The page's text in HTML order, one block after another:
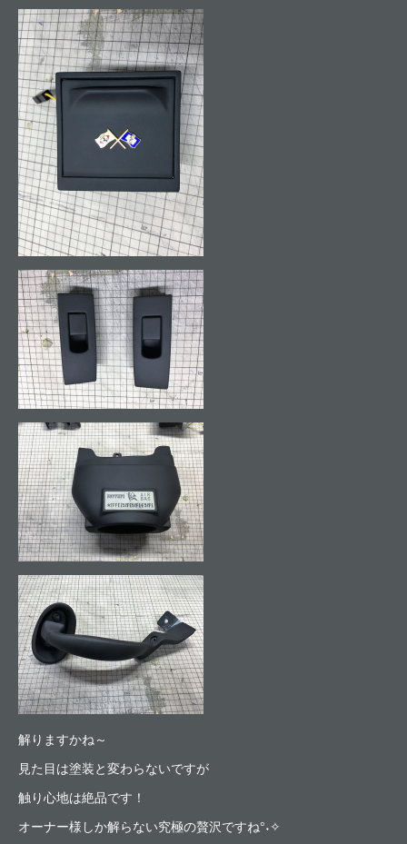
解りますかね～
見た目は塗装と変わらないですが
触り心地は絶品です！
オーナー様しか解らない究極の贅沢ですね°˖✧